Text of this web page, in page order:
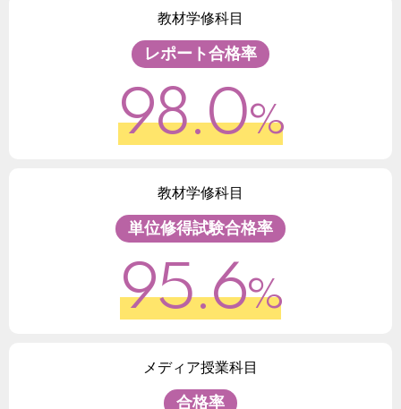
教材学修科目
レポート合格率
98.0%
教材学修科目
単位修得試験合格率
95.6%
メディア授業科目
合格率